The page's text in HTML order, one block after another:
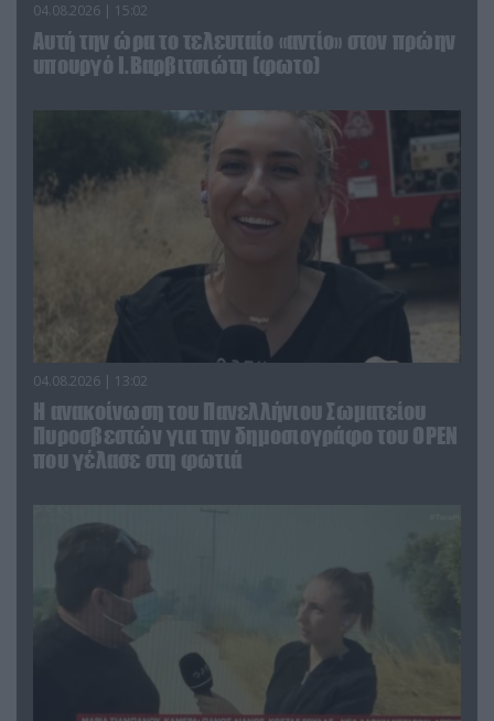
04.08.2026 | 15:02
Αυτή την ώρα το τελευταίο «αντίο» στον πρώην
υπουργό Ι.Βαρβιτσιώτη (φωτο)
04.08.2026 | 13:02
Η ανακοίνωση του Πανελλήνιου Σωματείου
Πυροσβεστών για την δημοσιογράφο του OPEN
που γέλασε στη φωτιά